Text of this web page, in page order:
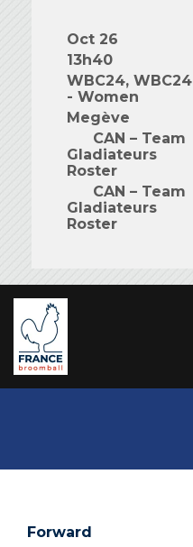
Oct 26
13h40
WBC24, WBC24
- Women
Megève
CAN – Team
Gladiateurs
Roster
CAN – Team
Gladiateurs
Roster
Forward